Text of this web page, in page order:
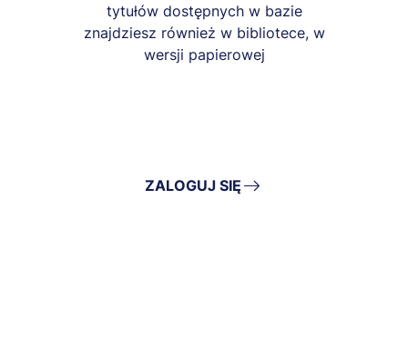
tytułów dostępnych w bazie
znajdziesz również w bibliotece, w
wersji papierowej
ZALOGUJ SIĘ